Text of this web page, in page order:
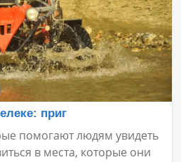
приг
помогают людям увидеть
в места, которые они